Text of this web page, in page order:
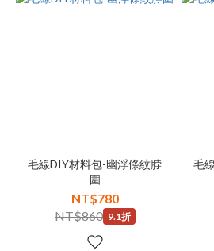
毛線DIY材料包-幽浮條紋脖
圍
NT$780
NT$860 9.1折
毛